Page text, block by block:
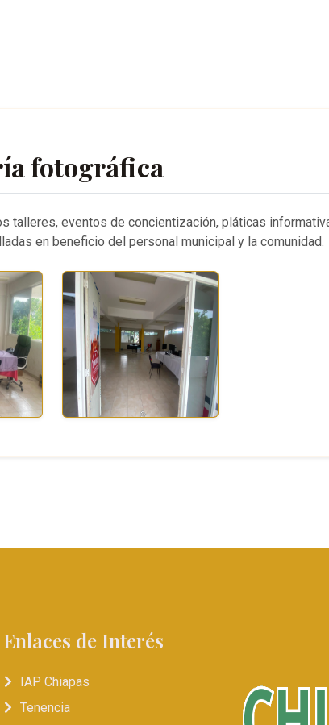
fotográfica
talleres, eventos de concientización, pláticas
en beneficio del personal municipal y la comunidad.
Enlaces de Interés
IAP Chiapas
Tenencia